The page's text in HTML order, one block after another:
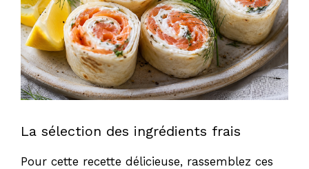
La sélection des ingrédients frais
Pour cette recette délicieuse, rassemblez ces